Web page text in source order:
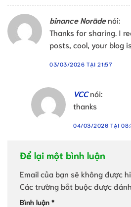
binance Norāde nói:
Thanks for sharing. I
posts, cool, your blog
03/03/2026 TẠI 21:57
VCC nói:
thanks
04/03/2026 TẠI
Để lại một bình luận
Email của bạn sẽ không được
Các trường bắt buộc được
Bình luận *